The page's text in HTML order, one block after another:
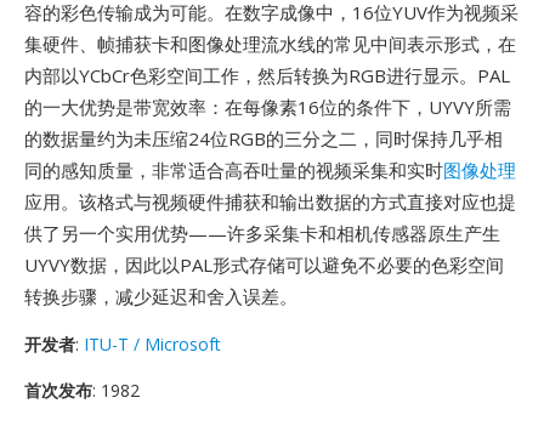
容的彩色传输成为可能。在数字成像中，16位YUV作为视频采
集硬件、帧捕获卡和图像处理流水线的常见中间表示形式，在
内部以YCbCr色彩空间工作，然后转换为RGB进行显示。PAL
的一大优势是带宽效率：在每像素16位的条件下，UYVY所需
的数据量约为未压缩24位RGB的三分之二，同时保持几乎相
同的感知质量，非常适合高吞吐量的视频采集和实时图像处理
应用。该格式与视频硬件捕获和输出数据的方式直接对应也提
供了另一个实用优势——许多采集卡和相机传感器原生产生
UYVY数据，因此以PAL形式存储可以避免不必要的色彩空间
转换步骤，减少延迟和舍入误差。
开发者: ITU-T / Microsoft
首次发布: 1982